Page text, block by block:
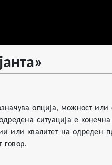
опција, можност
одредена ситуација е
или квалитет на одреден
говор.